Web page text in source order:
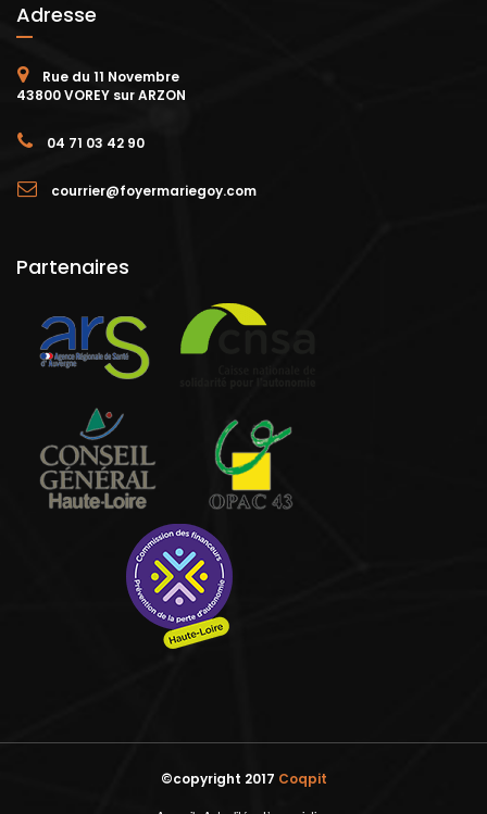
Adresse
Rue du 11 Novembre
43800 VOREY sur ARZON
04 71 03 42 90
courrier@foyermariegoy.com
Partenaires
©copyright 2017 Coqpit